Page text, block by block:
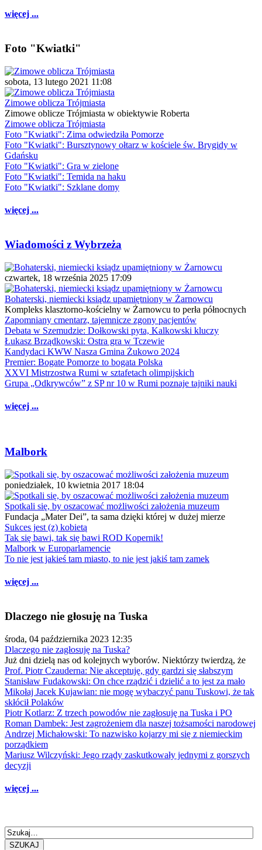
więcej ...
Foto "Kwiatki"
sobota, 13 lutego 2021 11:08
Zimowe oblicza Trójmiasta
Zimowe oblicze Trójmiasta w obiektywie Roberta
Zimowe oblicza Trójmiasta
Foto "Kwiatki": Zima odwiedziła Pomorze
Foto "Kwiatki": Bursztynowy ołtarz w kościele św. Brygidy w
Gdańsku
Foto "Kwiatki": Gra w zielone
Foto "Kwiatki": Temida na haku
Foto "Kwiatki": Szklane domy
więcej ...
Wiadomości z Wybrzeża
czwartek, 18 września 2025 17:09
Bohaterski, niemiecki ksiądz upamiętniony w Żarnowcu
Kompleks klasztorno-kościelny w Żarnowcu to perła północnych
Zapomniany cmentarz, tajemnicze zgony pacjentów
Debata w Szemudzie: Dołkowski pyta, Kalkowski kluczy
Łukasz Brządkowski: Ostra gra w Tczewie
Kandydaci KWW Nasza Gmina Żukowo 2024
Premier: Bogate Pomorze to bogata Polska
XXVI Mistrzostwa Rumi w sztafetach olimpijskich
Grupa „Odkrywców” z SP nr 10 w Rumi poznaje tajniki nauki
więcej ...
Malbork
poniedziałek, 10 kwietnia 2017 18:04
Spotkali się, by oszacować możliwości założenia muzeum
Fundacja „Mater Dei”, ta sama dzięki której w dużej mierze
Sukces jest (z) kobietą
Tak się bawi, tak się bawi ROD Kopernik!
Malbork w Europarlamencie
To nie jest jakieś tam miasto, to nie jest jakiś tam zamek
więcej ...
Dlaczego nie głosuję na Tuska
środa, 04 października 2023 12:35
Dlaczego nie zagłosuję na Tuska?
Już dni dzielą nas od kolejnych wyborów. Niektórzy twierdzą, że
Prof. Piotr Czauderna: Nie akceptuję, gdy gardzi się słabszym
Stanisław Fudakowski: On chce rządzić i dzielić a to jest za mało
Mikołaj Jacek Kujawian: nie mogę wybaczyć panu Tuskowi, że tak
skłócił Polaków
Piotr Kotlarz: Z trzech powodów nie zagłosuję na Tuska i PO
Roman Dambek: Jest zagrożeniem dla naszej tożsamości narodowej
Andrzej Michałowski: To nazwisko kojarzy mi się z niemieckim
porządkiem
Mariusz Wilczyński: Jego rządy zaskutkowały jednymi z gorszych
decyzji
więcej ...
SZUKAJ